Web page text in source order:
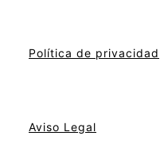
Política de privacidad
Aviso Legal